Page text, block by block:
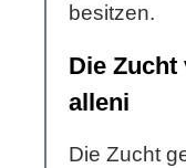
besitzen.
Die
alleni
Die Zucht